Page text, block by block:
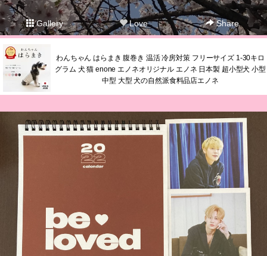
Gallery Love Share
わんちゃん はらまき 腹巻き 温活 冷房対策 フリーサイズ 1-30キロ
グラム 犬 猫 enone エノネオリジナル エノネ 日本製 超小型犬 小型
中型 大型 犬の自然派食料品店エノネ